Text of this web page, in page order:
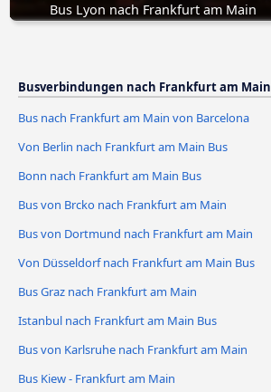
Bus Lyon nach Frankfurt am Main
Busverbindungen nach Frankfurt am Main
Bus nach Frankfurt am Main von Barcelona
Von Berlin nach Frankfurt am Main Bus
Bonn nach Frankfurt am Main Bus
Bus von Brcko nach Frankfurt am Main
Bus von Dortmund nach Frankfurt am Main
Von Düsseldorf nach Frankfurt am Main Bus
Bus Graz nach Frankfurt am Main
Istanbul nach Frankfurt am Main Bus
Bus von Karlsruhe nach Frankfurt am Main
Bus Kiew - Frankfurt am Main